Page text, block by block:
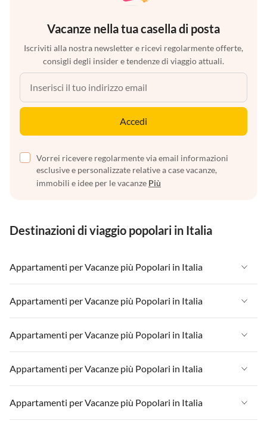
Vacanze nella tua casella di posta
Iscriviti alla nostra newsletter e ricevi regolarmente offerte,
consigli degli insider e tendenze di viaggio attuali.
Accedi
Vorrei ricevere regolarmente via email informazioni
esclusive e personalizzate relative a case vacanze,
immobili e idee per le vacanze Più
Destinazioni di viaggio popolari in Italia
Appartamenti per Vacanze più Popolari in Italia
Appartamenti per Vacanze in Italia
Appartamenti per Vacanze in Liguria
Appartamenti per Vacanze in Lombardia
Appartamenti per Vacanze in Lago di Garda
Appartamenti per Vacanze in Lago di Como
Appartamenti per Vacanze più Popolari in Italia
Appartamenti per Vacanze in Italia
Appartamenti per Vacanze in Liguria
Appartamenti per Vacanze in Lombardia
Appartamenti per Vacanze in Lago di Garda
Appartamenti per Vacanze più Popolari in Italia
Appartamenti per Vacanze in Italia
Appartamenti per Vacanze in Liguria
Appartamenti per Vacanze in Lombardia
Appartamenti per Vacanze più Popolari in Italia
Appartamenti per Vacanze in Italia
Appartamenti per Vacanze in Liguria
Appartamenti per Vacanze più Popolari in Italia